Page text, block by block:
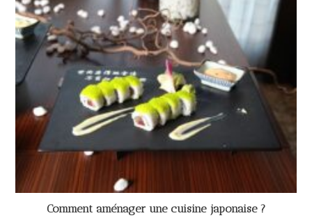
Comment aménager une cuisine japonaise ?